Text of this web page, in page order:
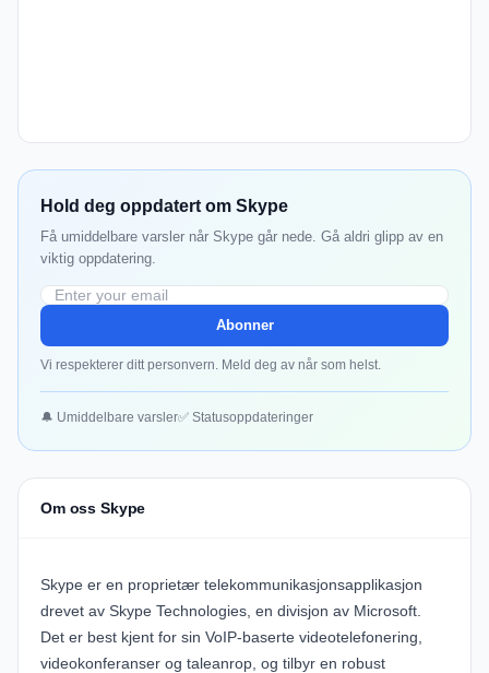
Hold deg oppdatert om Skype
Få umiddelbare varsler når Skype går nede. Gå aldri glipp av en
viktig oppdatering.
Abonner
Vi respekterer ditt personvern. Meld deg av når som helst.
🔔 Umiddelbare varsler✅ Statusoppdateringer
Om oss Skype
Skype er en proprietær telekommunikasjonsapplikasjon
drevet av Skype Technologies, en divisjon av Microsoft.
Det er best kjent for sin VoIP-baserte videotelefonering,
videokonferanser og taleanrop, og tilbyr en robust